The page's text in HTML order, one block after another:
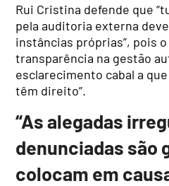
Rui Cristina defende que
pela auditoria externa
instâncias próprias”, pois o
transparência na gestão
esclarecimento cabal a
têm direito”.
“As alegadas
denunciadas são
colocam em